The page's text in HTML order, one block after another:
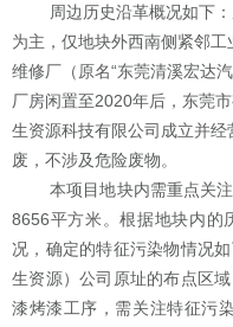
周边历史沿革概况如下
为主，仅地块外西南侧紧邻
维修厂（原名“东莞清溪宏达汽
厂房闲置至2020年后，东莞
生资源科技有限公司成立并
废，不涉及危险废物。
本项目地块内需重点关
8656平方米。根据地块内的
况 ，确定的特征污染物情况
生资源）公司原址的布点区
漆烤漆工序，需关注特征污